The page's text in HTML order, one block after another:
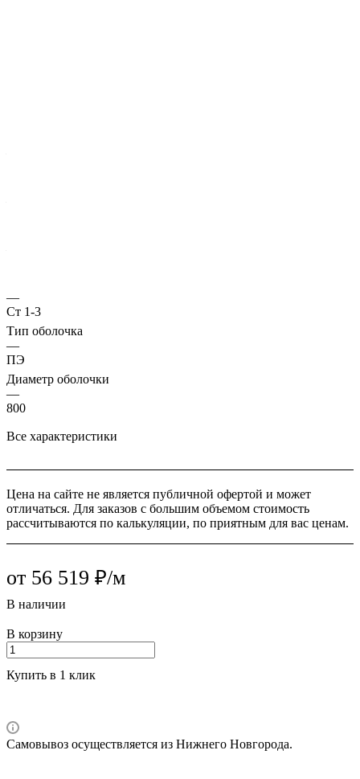
—
Ст 1-3
Тип оболочка
—
ПЭ
Диаметр оболочки
—
800
Все характеристики
Цена на сайте не является публичной офертой и может
отличаться. Для заказов с большим объемом стоимость
рассчитываются по калькуляции, по приятным для вас ценам.
от 56 519 ₽/м
В наличии
В корзину
Купить в 1 клик
Самовывоз осуществляется из Нижнего Новгорода.